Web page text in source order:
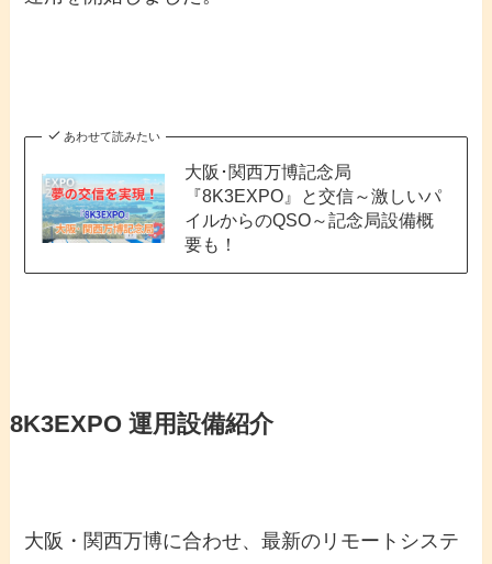
あわせて読みたい
大阪･関西万博記念局
『8K3EXPO』と交信～激しいパ
イルからのQSO～記念局設備概
要も！
8K3EXPO 運用設備紹介
大阪・関西万博に合わせ、最新のリモートシステ